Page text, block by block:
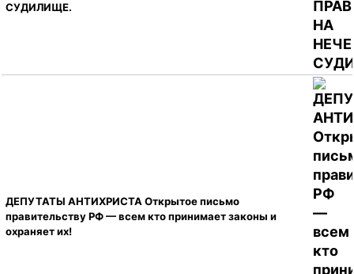
СУДИЛИЩЕ.
ДЕПУТАТЫ АНТИХРИСТА Открытое письмо
правительству РФ — всем кто принимает законы и
охраняет их!